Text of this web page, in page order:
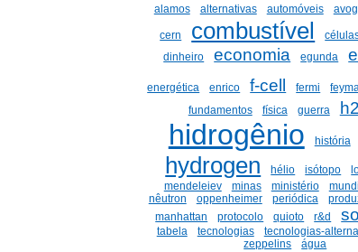
alamos alternativas automóveis
cern combustível
dinheiro
economia egunda
energética enrico f-cell fermi
fundamentos física guerra h2
hidrogênio história
hydrogen hélio isótopo
mendeleiev
minas ministério
nêutron
oppenheimer periódica
manhattan
protocolo quioto r&d
tabela tecnologias tecnologias-
zeppelins
água